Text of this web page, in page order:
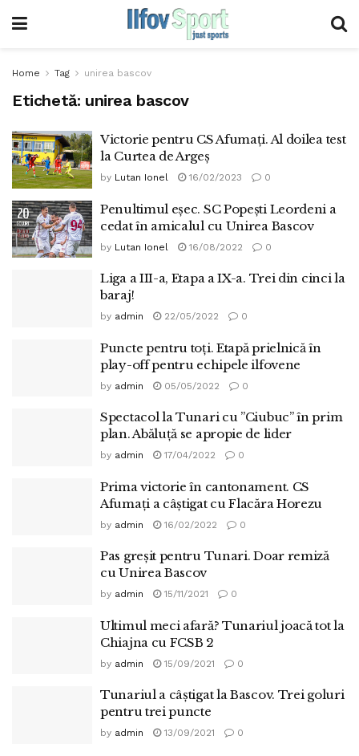
Home Tag unirea bascov
Etichetă: unirea bascov
Victorie pentru CS Afumați. Al doilea test
la Curtea de Argeș
by Lutan Ionel 16/02/2023 0
Penultimul eşec. SC Popeşti Leordeni a
cedat în amicalul cu Unirea Bascov
by Lutan Ionel 16/08/2022 0
Liga a III-a, Etapa a IX-a. Trei din cinci la
baraj!
by admin 22/05/2022 0
Puncte pentru toţi. Etapă prielnică în
play-off pentru echipele ilfovene
by admin 05/05/2022 0
Spectacol la Tunari cu ”Ciubuc” în prim
plan. Abăluță se apropie de lider
by admin 17/04/2022 0
Prima victorie în cantonament. CS
Afumaţi a câştigat cu Flacăra Horezu
by admin 16/02/2022 0
Pas greșit pentru Tunari. Doar remiză
cu Unirea Bascov
by admin 15/11/2021 0
Ultimul meci afară? Tunariul joacă tot la
Chiajna cu FCSB 2
by admin 15/09/2021 0
Tunariul a câştigat la Bascov. Trei goluri
pentru trei puncte
by admin 13/09/2021 0